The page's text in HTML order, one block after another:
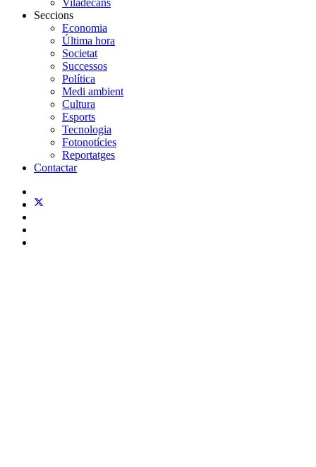
Seccions
Economia
Última hora
Societat
Successos
Política
Medi ambient
Cultura
Esports
Tecnologia
Fotonotícies
Reportatges
Contactar